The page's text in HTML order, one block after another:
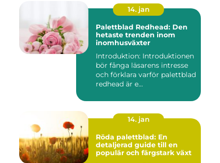
14. jan
Palettblad Redhead: Den
hetaste trenden inom
inomhusväxter
Introduktion: Introduktionen
bör fånga läsarens intresse
och förklara varför palettblad
redhead är e...
14. jan
Röda palettblad: En
detaljerad guide till en
populär och färgstark växt